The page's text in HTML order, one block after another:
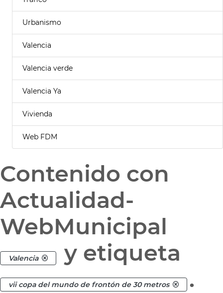
Urbanismo
Valencia
Valencia verde
Valencia Ya
Vivienda
Web FDM
Contenido con
Actualidad-
WebMunicipal
Valencia y etiqueta
vii copa del mundo de frontón de 30 metros .